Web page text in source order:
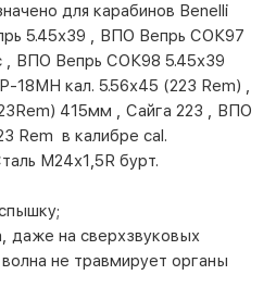
для карабинов Benelli
5.45х39 , ВПО Вепрь СОК97
, ВПО Вепрь СОК98 5.45х39
18МН кал. 5.56х45 (223 Rem) ,
415мм , Сайга 223 , ВПО
Rem в калибре cal.
M24х1,5R бурт.
даже на сверхзвуковых
не травмирует органы